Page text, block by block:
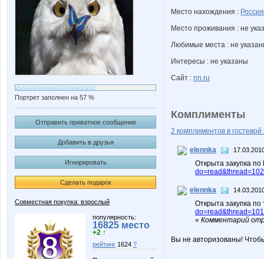
Портрет заполнен на 57 %
Отправить приватное сообщение
Добавить в друзья
Игнорировать
Сделать подарок
Совместная покупка: взрослый
популярность:
16825 место
+2 ↑
рейтинг 1624 ?
Место нахождения : Россия
Место проживания : не
Любимые места : не
Интересы : не указаны
Сайт : nn.ru
Комплименты
2 комплиментов в гостевой
elennka
Открыта закупка
elennka
Открыта закупка
« Комментарий
Вы не авторизованы!